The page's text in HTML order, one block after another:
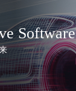
Software